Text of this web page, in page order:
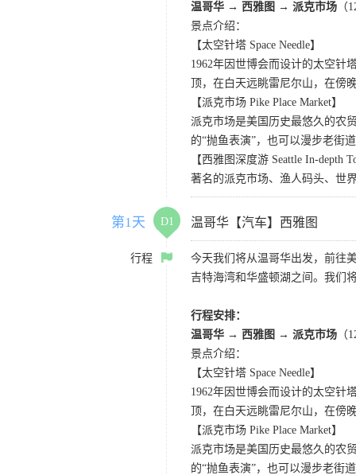
温哥华 → 西雅图 → 派克市场 （
景点介绍：
【太空针塔 Space Needle】
1962年因世博会而设计的太空针
顶，在白天远眺雷尼尔山，在傍
【派克市场 Pike Place Market】
派克市场是美国历史最悠久的农
的“抛鱼表演”，也可以漫步老街
【西雅图深度游 Seattle In-depth
著名的派克市场、渔人码头、世
第1天 D1 温哥华【汽车】西雅图
行程
今天我们将从温哥华出发，前往
吉特海湾和华盛顿湖之间。我们
行程安排：
温哥华 → 西雅图 → 派克市场 （
景点介绍：
【太空针塔 Space Needle】
1962年因世博会而设计的太空针
顶，在白天远眺雷尼尔山，在傍
【派克市场 Pike Place Market】
派克市场是美国历史最悠久的农
的“抛鱼表演”，也可以漫步老街